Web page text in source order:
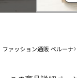
ファッション通販 ベルーナ